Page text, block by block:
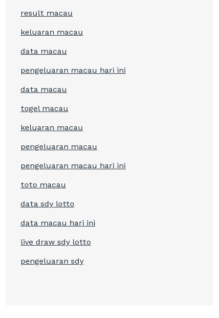
result macau
keluaran macau
data macau
pengeluaran macau hari ini
data macau
togel macau
keluaran macau
pengeluaran macau
pengeluaran macau hari ini
toto macau
data sdy lotto
data macau hari ini
live draw sdy lotto
pengeluaran sdy